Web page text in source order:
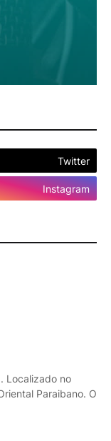
Twitter
Instagram
Localizado no
Paraibano. O